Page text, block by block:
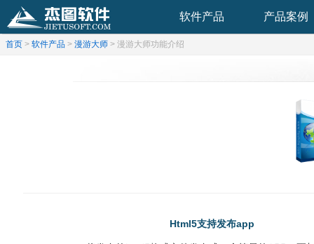
软件产品 产品案例
首页 > 软件产品 > 漫游大师 > 漫游大师功能介绍
Html5支持发布app